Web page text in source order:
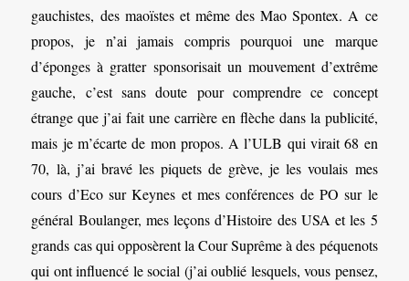
gauchistes, des maoïstes et même des Mao Spontex. A ce
propos, je n’ai jamais compris pourquoi une marque
d’éponges à gratter sponsorisait un mouvement d’extrême
gauche, c’est sans doute pour comprendre ce concept
étrange que j’ai fait une carrière en flèche dans la publicité,
mais je m’écarte de mon propos. A l’ULB qui virait 68 en
70, là, j’ai bravé les piquets de grève, je les voulais mes
cours d’Eco sur Keynes et mes conférences de PO sur le
général Boulanger, mes leçons d’Histoire des USA et les 5
grands cas qui opposèrent la Cour Suprême à des péquenots
qui ont influencé le social (j’ai oublié lesquels, vous pensez,